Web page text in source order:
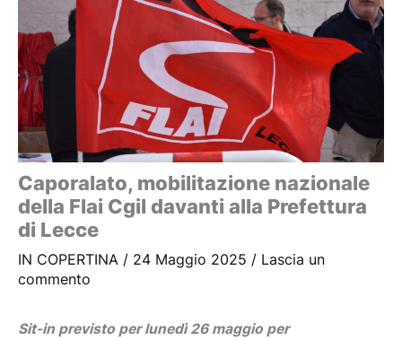
Caporalato, mobilitazione nazionale
della Flai Cgil davanti alla Prefettura
di Lecce
IN COPERTINA / 24 Maggio 2025 / Lascia un
commento
Sit-in previsto per lunedì 26 maggio per